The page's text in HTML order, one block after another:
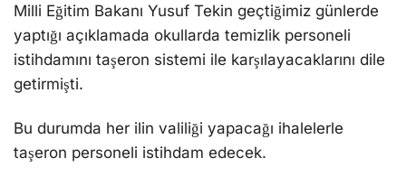
Milli Eğitim Bakanı Yusuf Tekin geçtiğimiz günlerde
yaptığı açıklamada okullarda temizlik personeli
istihdamını taşeron sistemi ile karşılayacaklarını dile
getirmişti.
Bu durumda her ilin valiliği yapacağı ihalelerle
taşeron personeli istihdam edecek.